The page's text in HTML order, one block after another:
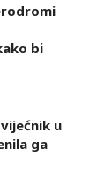
bi
u
ga